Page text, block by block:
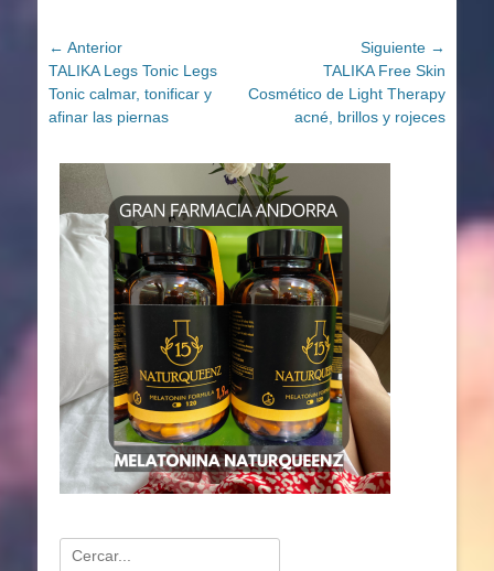
Navegación
de
entradas
← Anterior
Entrada
anterior:
TALIKA Legs Tonic Legs
Tonic calmar, tonificar y
afinar las piernas
Siguiente →
siguiente:
TALIKA Free Skin
Cosmético de Light Therapy
acné, brillos y rojeces
Buscar: